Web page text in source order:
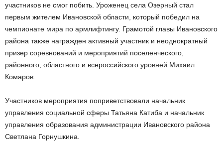
участников не смог побить. Уроженец села Озерный стал
первым жителем Ивановской области, который победил на
чемпионате мира по армлифтингу. Грамотой главы Ивановского
района также награжден активный участник и неоднократный
призер соревнований и мероприятий поселенческого,
районного, областного и всероссийского уровней Михаил
Комаров.
Участников мероприятия поприветствовали начальник
управления социальной сферы Татьяна Катиба и начальник
управления образования администрации Ивановского района
Светлана Горнушкина.